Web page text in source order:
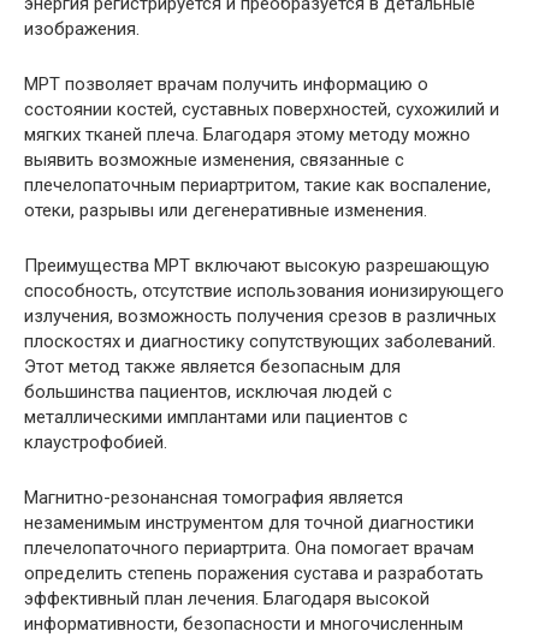
изображения.
МРТ позволяет врачам получить информацию о
состоянии костей, суставных поверхностей, сухожилий и
мягких тканей плеча. Благодаря этому методу можно
выявить возможные изменения, связанные с
плечелопаточным периартритом, такие как воспаление,
отеки, разрывы или дегенеративные изменения.
Преимущества МРТ включают высокую разрешающую
способность, отсутствие использования ионизирующего
излучения, возможность получения срезов в различных
плоскостях и диагностику сопутствующих заболеваний.
Этот метод также является безопасным для
большинства пациентов, исключая людей с
металлическими имплантами или пациентов с
клаустрофобией.
Магнитно-резонансная томография является
незаменимым инструментом для точной диагностики
плечелопаточного периартрита. Она помогает врачам
определить степень поражения сустава и разработать
эффективный план лечения. Благодаря высокой
информативности, безопасности и многочисленным